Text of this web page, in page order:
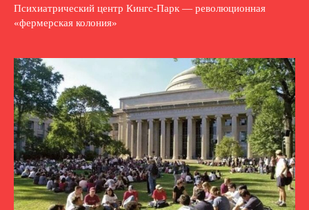
Психиатрический центр Кингс-Парк — революционная
«фермерская колония»